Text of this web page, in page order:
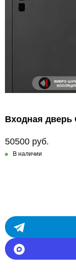
Входная дверь
50500 руб.
В наличии